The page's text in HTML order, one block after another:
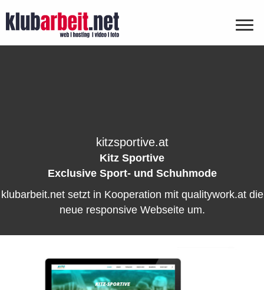
kitzsportive.at
Kitz Sportive
Exclusive Sport- und Schuhmode
klubarbeit.net setzt in Kooperation mit qualitywork.at die
neue responsive Webseite um.